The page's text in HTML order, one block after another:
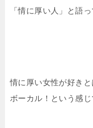
「情に厚い人」と語っ
情に厚い女性が好きと
ボーカル！という感じ